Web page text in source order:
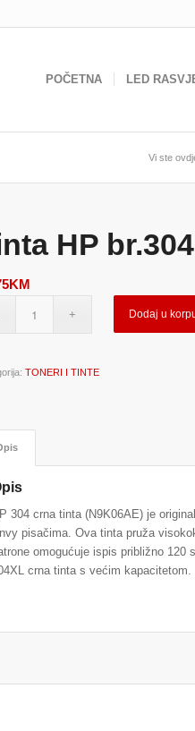
POČETNA LED
Vi ste
HP
KM
Dodaj u
TONERI I TINTE
304 crna tinta (N9K06AE) je
pisačima. Ova tinta pruža
omogućuje ispis približno
crna tinta s većim kapacitetom.